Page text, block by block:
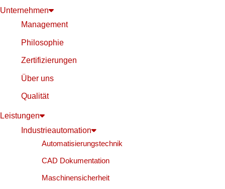
Unternehmen
Management
Philosophie
Zertifizierungen
Über uns
Qualität
Leistungen
Industrieautomation
Automatisierungstechnik
CAD Dokumentation
Maschinensicherheit